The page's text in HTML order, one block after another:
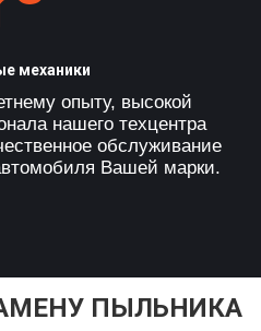
механики
опыту, высокой
нашего техцентра
обслуживание
Вашей марки.
ПЫЛЬНИКА